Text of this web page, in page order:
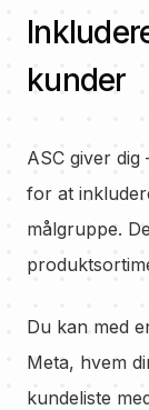
kunder
ASC giver
for at
målgruppe.
Du kan med
Meta, hvem
kundeliste